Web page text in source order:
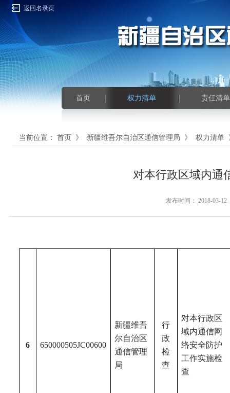
返回名录页
首页 权力清单 责任清单
当前位置： 首页 》 新疆维吾尔自治区通信管理局 》 权力清单
对本行政区域内通
发布时间： 2018-03-
6 650000505JC00600
新疆维吾
尔自治区
通信管理
局
行
政
检
查
对本行政区
域内通信网
络安全防护
工作实施检
查